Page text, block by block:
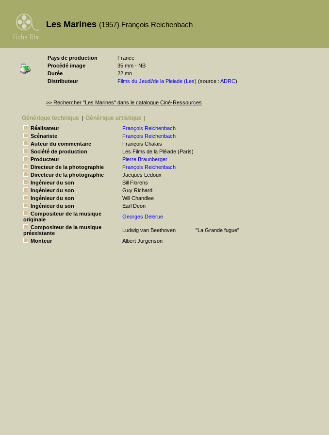
Les Marines (1957) François Reichenbach
Pays de production
France
Procédé image
35 mm - NB
Durée
22 mn
Distributeur
Films du Jeudi/de la Pleiade (Les) (source : ADRC)
>> Rechercher "Les Marines" dans le catalogue Ciné-Ressources
Générique technique | Générique artistique |
Réalisateur
François Reichenbach
Scénariste
François Reichenbach
Auteur du commentaire
François Chalais
Société de production
Les Films de la Pléiade (Paris)
Producteur
Pierre Braunberger
Directeur de la photographie
François Reichenbach
Directeur de la photographie
Jacques Ledoux
Ingénieur du son
Bill Florens
Ingénieur du son
Guy Richard
Ingénieur du son
Will Chandlee
Ingénieur du son
Earl Deon
Compositeur de la musique
originale
Georges Delerue
Compositeur de la musique
préexistante
Ludwig van Beethoven
"La Grande fugue"
Monteur
Albert Jurgenson